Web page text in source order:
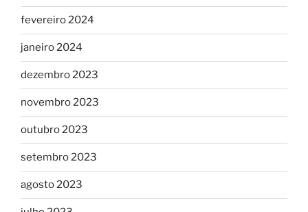
fevereiro 2024
janeiro 2024
dezembro 2023
novembro 2023
outubro 2023
setembro 2023
agosto 2023